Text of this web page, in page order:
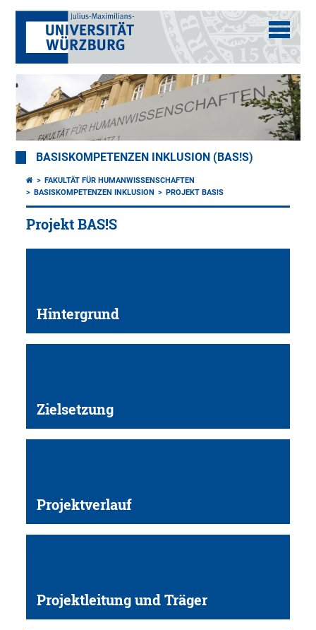
BASISKOMPETENZEN INKLUSION (BAS!S)
FAKULTÄT FÜR HUMANWISSENSCHAFTEN
BASISKOMPETENZEN INKLUSION
PROJEKT BAS!S
Projekt BAS!S
Hintergrund
Zielsetzung
Projektverlauf
Projektleitung und Träger